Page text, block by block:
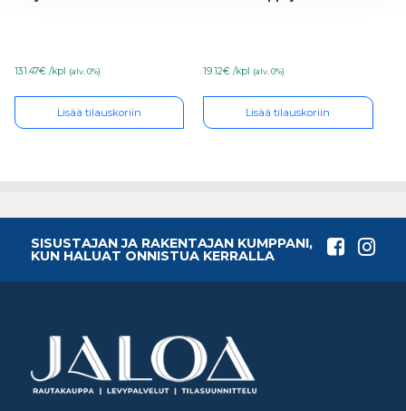
131.47€ /kpl (alv. 0%)
Lisää tilauskoriin
19.12€ /kpl (alv. 0%)
Lisää tilauskoriin
SISUSTAJAN JA RAKENTAJAN KUMPPANI,
KUN HALUAT ONNISTUA KERRALLA